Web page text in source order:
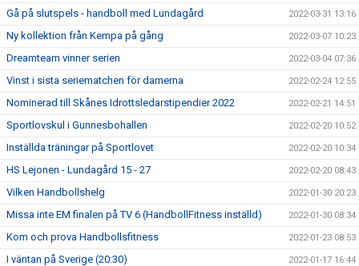
Gå på slutspels - handboll med Lundagård 2022-03-31 13:16
Ny kollektion från Kempa på gång 2022-03-07 10:23
Dreamteam vinner serien 2022-03-04 07:36
Vinst i sista seriematchen för damerna 2022-02-24 12:55
Nominerad till Skånes Idrottsledarstipendier 2022 2022-02-21 14:51
Sportlovskul i Gunnesbohallen 2022-02-20 10:52
Inställda träningar på Sportlovet 2022-02-20 10:34
HS Lejonen - Lundagård 15 - 27 2022-02-20 08:43
Vilken Handbollshelg 2022-01-30 20:23
Missa inte EM finalen på TV 6 (HandbollFitness inställd) 2022-01-30 08:34
Kom och prova Handbollsfitness 2022-01-23 08:53
I väntan på Sverige (20:30) 2022-01-17 16:44